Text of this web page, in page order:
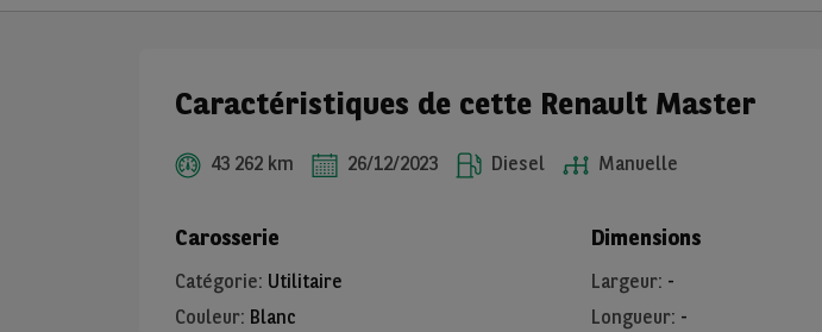
Caractéristiques de cette Renault Master
43 262 km 26/12/2023 Diesel Manuelle
Carosserie
Catégorie: Utilitaire
Couleur: Blanc
Dimensions
Largeur: -
Longueur: -